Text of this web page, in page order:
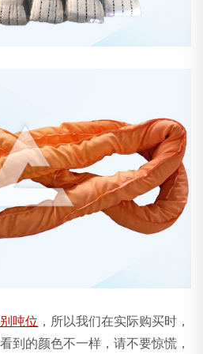
吨位 ，所以我们在实际购买时，
到的颜色不一样，请不要惊慌，